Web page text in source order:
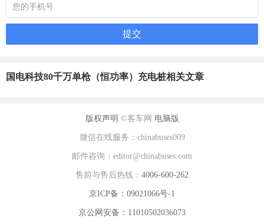
国电科技80千万单枪（恒功率）充电桩相关文章
版权声明 ©客车网 电脑版
微信在线服务：chinabuses009
邮件咨询：editor@chinabuses.com
售前与售后热线： 4006-600-262
京ICP备：09021066号-1
京公网安备：11010502036073